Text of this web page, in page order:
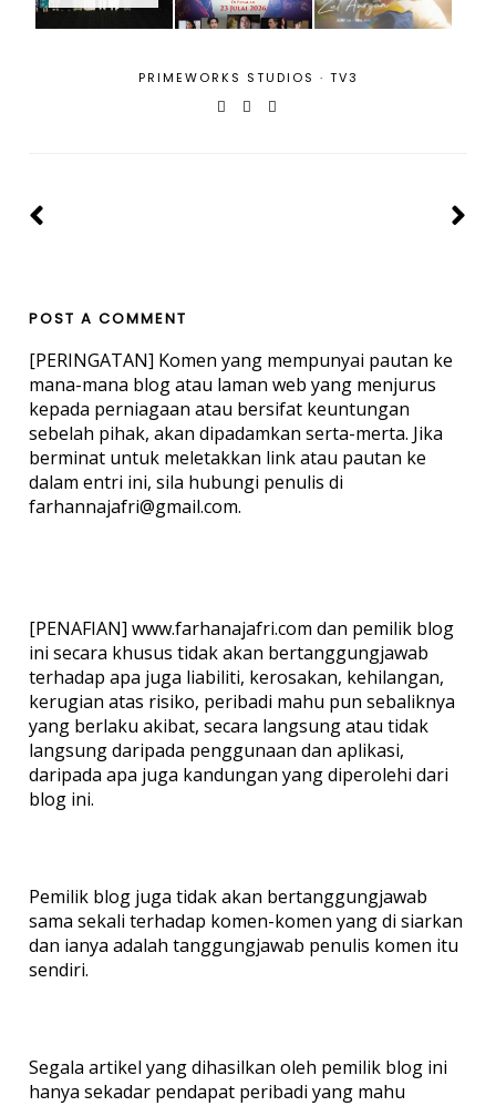
PRIMEWORKS STUDIOS · TV3
POST A COMMENT
[PERINGATAN] Komen yang mempunyai pautan ke
mana-mana blog atau laman web yang menjurus
kepada perniagaan atau bersifat keuntungan
sebelah pihak, akan dipadamkan serta-merta. Jika
berminat untuk meletakkan link atau pautan ke
dalam entri ini, sila hubungi penulis di
farhannajafri@gmail.com.
[PENAFIAN] www.farhanajafri.com dan pemilik blog
ini secara khusus tidak akan bertanggungjawab
terhadap apa juga liabiliti, kerosakan, kehilangan,
kerugian atas risiko, peribadi mahu pun sebaliknya
yang berlaku akibat, secara langsung atau tidak
langsung daripada penggunaan dan aplikasi,
daripada apa juga kandungan yang diperolehi dari
blog ini.
Pemilik blog juga tidak akan bertanggungjawab
sama sekali terhadap komen-komen yang di siarkan
dan ianya adalah tanggungjawab penulis komen itu
sendiri.
Segala artikel yang dihasilkan oleh pemilik blog ini
hanya sekadar pendapat peribadi yang mahu